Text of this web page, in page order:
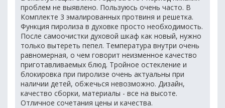
проблем не выявлено. Пользуюсь очень часто. В
Комплекте 3 эмалированных протвиня и решетка.
Функция пиролиза в духовке просто необходимость.
После самоочистки духовой шкаф как новый, нужно
только вытереть пепел. Температура внутри очень
равномерная, о чем говорит неизменное качество
приготавливаемых блюд. Тройное остекление и
блокировка при пиролизе очень актуальны при
наличии детей, обжечься невозможно. Дизайн,
качество сборки, материалы - все на высоте.
Отличное сочетания цены и качества.